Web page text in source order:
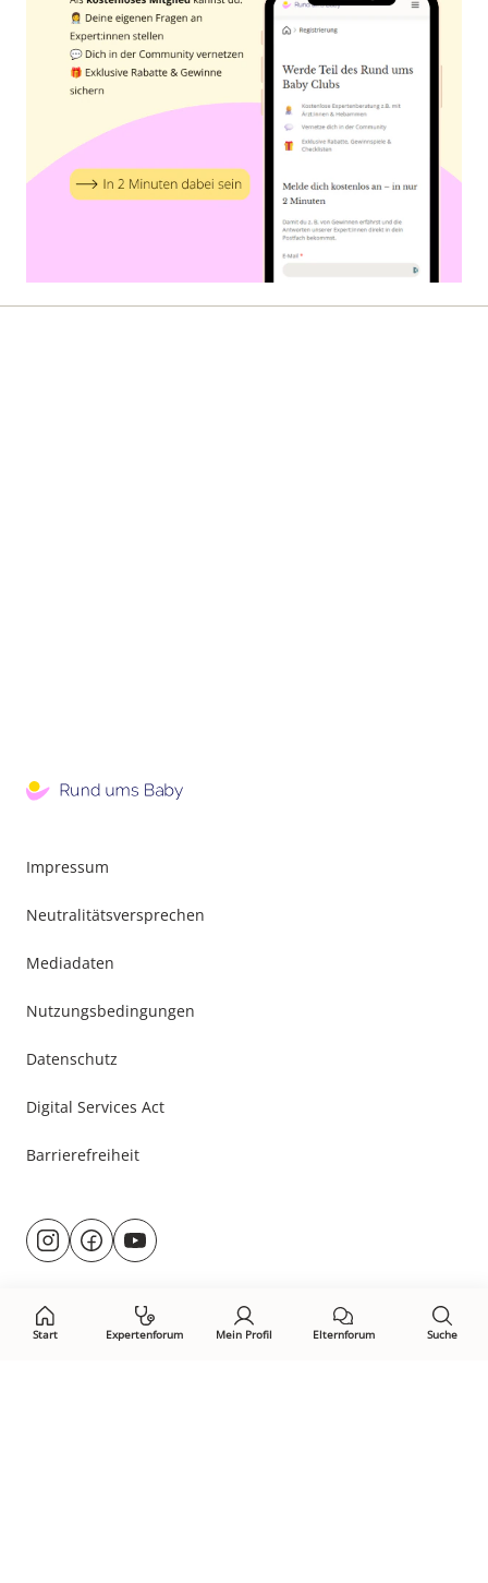
Start Expertenforum Mein Profil Elternforum Suche
Impressum
Neutralitätsversprechen
Mediadaten
Nutzungsbedingungen
Datenschutz
Digital Services Act
Barrierefreiheit
Besuche
uns@rund.ums.baby
facebook.com/rundumsbaby.de
youtube.com/@rundumsbaby_